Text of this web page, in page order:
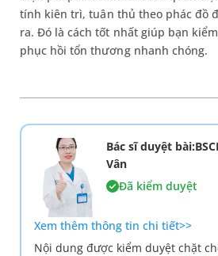
tính kiên trì, tuân thủ theo phác đồ
ra. Đó là cách tốt nhất giúp bạn
phục hồi tổn thương nhanh chóng.
Bác sĩ duyệt
Vân
Đã kiểm duyệt
Xem thêm thông tin chi tiết>>
Nội dung được kiểm duyệt chặt